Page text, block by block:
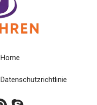
Home
Datenschutzrichtlinie